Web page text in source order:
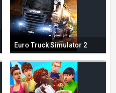
Euro Truck Simulator 2